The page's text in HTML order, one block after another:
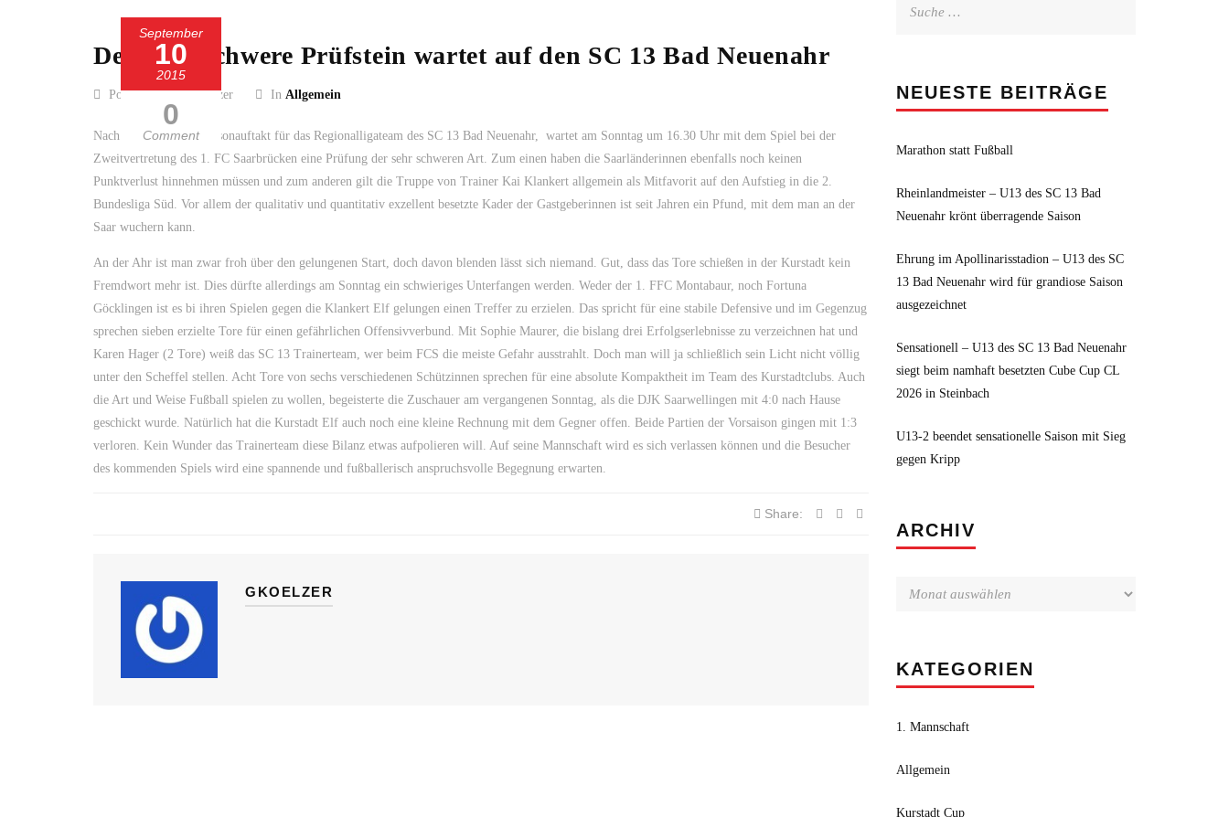
September
10
2015
0
Comment
Der erste schwere Prüfstein wartet auf den SC 13 Bad Neuenahr
Posted by Guido Kölzer In Allgemein
Nach dem perfekten Saisonauftakt für das Regionalligateam des SC 13 Bad Neuenahr, wartet am Sonntag um 16.30 Uhr mit dem Spiel bei der
Zweitvertretung des 1. FC Saarbrücken eine Prüfung der sehr schweren Art. Zum einen haben die Saarländerinnen ebenfalls noch keinen
Punktverlust hinnehmen müssen und zum anderen gilt die Truppe von Trainer Kai Klankert allgemein als Mitfavorit auf den Aufstieg in die 2.
Bundesliga Süd. Vor allem der qualitativ und quantitativ exzellent besetzte Kader der Gastgeberinnen ist seit Jahren ein Pfund, mit dem man an der
Saar wuchern kann.
An der Ahr ist man zwar froh über den gelungenen Start, doch davon blenden lässt sich niemand. Gut, dass das Tore schießen in der Kurstadt kein
Fremdwort mehr ist. Dies dürfte allerdings am Sonntag ein schwieriges Unterfangen werden. Weder der 1. FFC Montabaur, noch Fortuna
Göcklingen ist es bi ihren Spielen gegen die Klankert Elf gelungen einen Treffer zu erzielen. Das spricht für eine stabile Defensive und im Gegenzug
sprechen sieben erzielte Tore für einen gefährlichen Offensivverbund. Mit Sophie Maurer, die bislang drei Erfolgserlebnisse zu verzeichnen hat und
Karen Hager (2 Tore) weiß das SC 13 Trainerteam, wer beim FCS die meiste Gefahr ausstrahlt. Doch man will ja schließlich sein Licht nicht völlig
unter den Scheffel stellen. Acht Tore von sechs verschiedenen Schützinnen sprechen für eine absolute Kompaktheit im Team des Kurstadtclubs. Auch
die Art und Weise Fußball spielen zu wollen, begeisterte die Zuschauer am vergangenen Sonntag, als die DJK Saarwellingen mit 4:0 nach Hause
geschickt wurde. Natürlich hat die Kurstadt Elf auch noch eine kleine Rechnung mit dem Gegner offen. Beide Partien der Vorsaison gingen mit 1:3
verloren. Kein Wunder das Trainerteam diese Bilanz etwas aufpolieren will. Auf seine Mannschaft wird es sich verlassen können und die Besucher
des kommenden Spiels wird eine spannende und fußballerisch anspruchsvolle Begegnung erwarten.
Share:
GKOELZER
NEUESTE BEITRÄGE
Marathon statt Fußball
Rheinlandmeister – U13 des SC 13 Bad
Neuenahr krönt überragende Saison
Ehrung im Apollinarisstadion – U13 des SC
13 Bad Neuenahr wird für grandiose Saison
ausgezeichnet
Sensationell – U13 des SC 13 Bad Neuenahr
siegt beim namhaft besetzten Cube Cup CL
2026 in Steinbach
U13-2 beendet sensationelle Saison mit Sieg
gegen Kripp
ARCHIV
KATEGORIEN
1. Mannschaft
Allgemein
Kurstadt Cup